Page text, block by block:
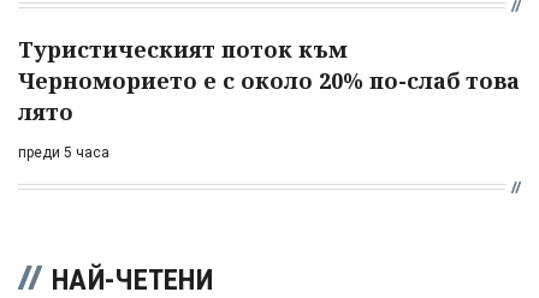
Туристическият поток към
Черноморието е с около 20% по-слаб това
лято
преди 5 часа
НАЙ-ЧЕТЕНИ